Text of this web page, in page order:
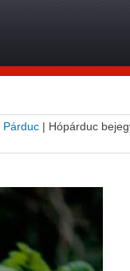
Párduc | Hópárduc